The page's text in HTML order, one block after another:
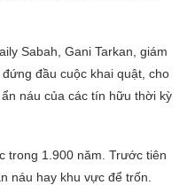
Sabah, Gani Tarkan, giám
đầu cuộc khai quật, cho
náu của các tín hữu thời kỳ
trong 1.900 năm. Trước tiên
náu hay khu vực để trốn.